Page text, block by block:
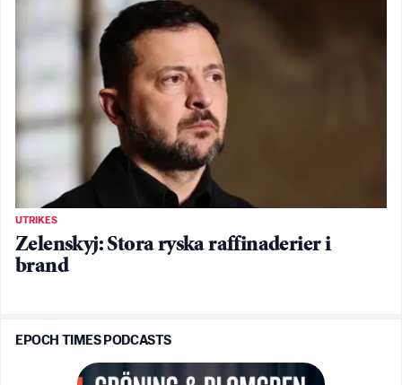
UTRIKES
Zelenskyj: Stora ryska raffinaderier i
brand
EPOCH TIMES PODCASTS